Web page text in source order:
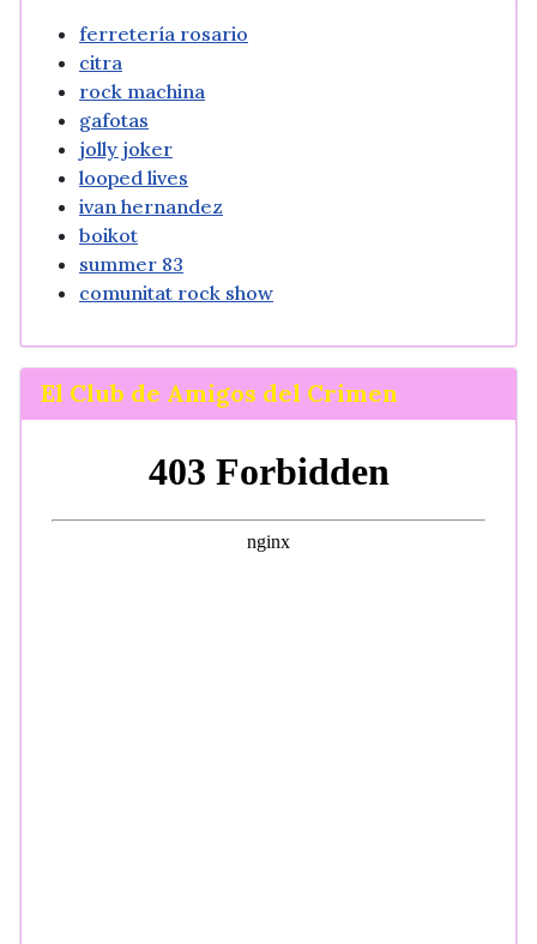
ferretería rosario
citra
rock machina
gafotas
jolly joker
looped lives
ivan hernandez
boikot
summer 83
comunitat rock show
El Club de Amigos del Crimen